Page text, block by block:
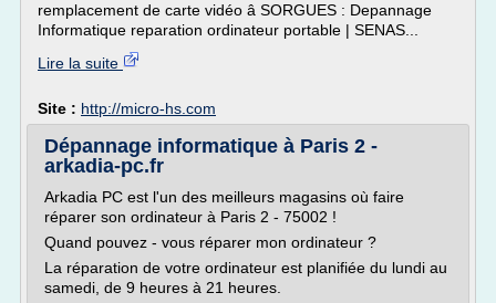
remplacement de carte vidéo â SORGUES : Depannage
Informatique reparation ordinateur portable | SENAS...
Lire la suite
Site : http://micro-hs.com
Dépannage informatique à Paris 2 -
arkadia-pc.fr
Arkadia PC est l'un des meilleurs magasins où faire
réparer son ordinateur à Paris 2 - 75002 !
Quand pouvez - vous réparer mon ordinateur ?
La réparation de votre ordinateur est planifiée du lundi au
samedi, de 9 heures à 21 heures.